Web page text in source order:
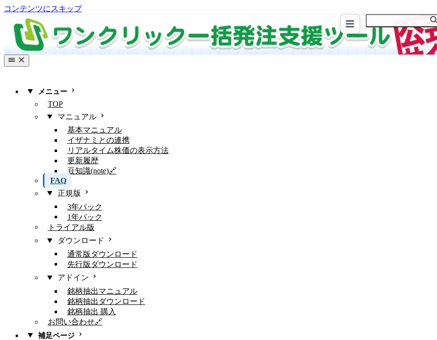
コンテンツにスキップ
メニュー
TOP
マニュアル
基本マニュアル
イザナミとの連携
リアルタイム株価の表示方法
更新履歴
豆知識(note)🔗
FAQ
正規版
3年パック
1年パック
トライアル版
ダウンロード
通常版ダウンロード
先行版ダウンロード
アドイン
銘柄抽出マニュアル
銘柄抽出ダウンロード
銘柄抽出 購入
お問い合わせ🔗
補足ページ